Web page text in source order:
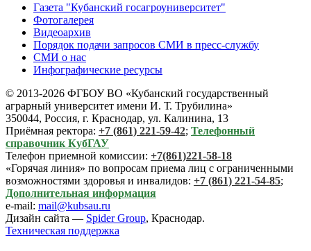
Газета "Кубанский госагроуниверситет"
Фотогалерея
Видеоархив
Порядок подачи запросов СМИ в пресс-службу
СМИ о нас
Инфографические ресурсы
© 2013-2026 ФГБОУ ВО «Кубанский государственный
аграрный университет имени И. Т. Трубилина»
350044, Россия, г. Краснодар, ул. Калинина, 13
Приёмная ректора: +7 (861) 221-59-42; Телефонный
справочник КубГАУ
Телефон приемной комиссии: +7(861)221-58-18
«Горячая линия» по вопросам приема лиц с ограниченными
возможностями здоровья и инвалидов: +7 (861) 221-54-85;
Дополнительная информация
e-mail: mail@kubsau.ru
Дизайн сайта — Spider Group, Краснодар.
Техническая поддержка